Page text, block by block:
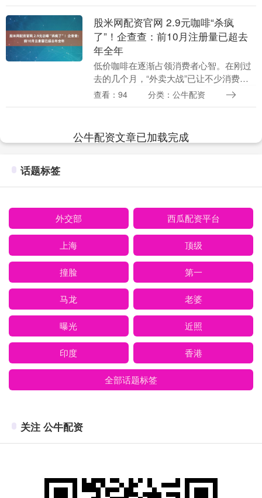
戏开发商....
股米网配资官网 2.9元咖啡“杀疯
了”！企查查：前10月注册量已超去
年全年
低价咖啡在逐渐占领消费者心智。在刚过
去的几个月，“外卖大战”已让不少消费者
尝到了甜头。据媒体报道，进入10月，一
查看：94 分类：公牛配资
公牛配资文章已加载完成
话题标签
外交部 西瓜配资平台
上海 顶级
撞脸 第一
马龙 老婆
曝光 近照
印度 香港
全部话题标签
关注 公牛配资